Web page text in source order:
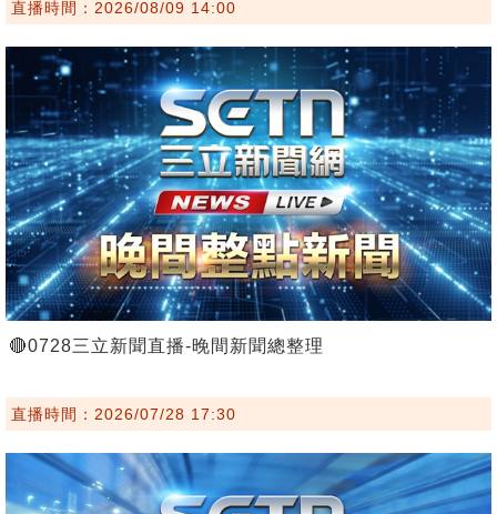
直播時間：2026/08/09 14:00
🔴0728三立新聞直播-晚間新聞總整理
直播時間：2026/07/28 17:30